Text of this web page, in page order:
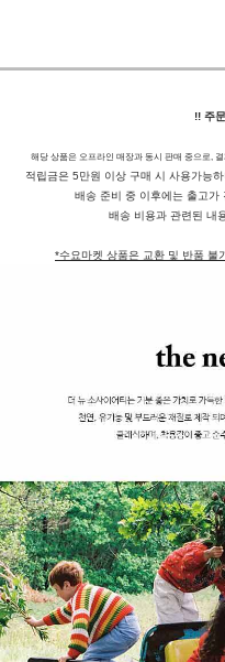
!! 주
해당 상품은 오프라인 매장과 동시 판매 중으로, 결
적립금은 5만원 이상 구매 시 사용가능
배송 준비 중 이후에는 출고가
배송 비용과 관련된 내
*수요마켓 상품은 교환 및 반품 불